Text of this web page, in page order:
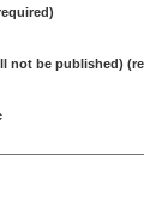
not be published)